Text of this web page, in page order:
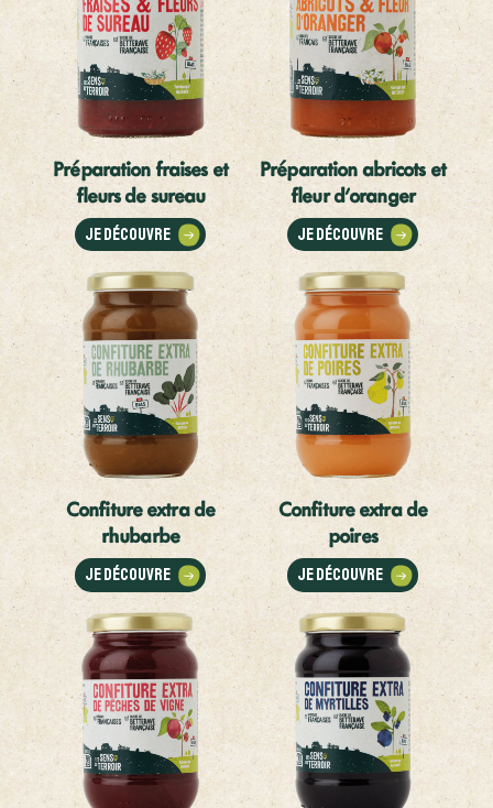
Préparation fraises et
fleurs de sureau
Je découvre
Préparation abricots et
fleur d'oranger
Je découvre
Confiture extra de
rhubarbe
Je découvre
Confiture extra de
poires
Je découvre